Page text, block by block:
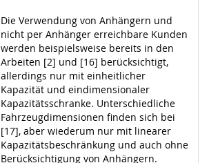
Die Verwendung von Anhängern und
nicht per Anhänger erreichbare Kunden
werden beispielsweise bereits in den
Arbeiten [2] und [16] berücksichtigt,
allerdings nur mit einheitlicher
Kapazität und eindimensionaler
Kapazitätsschranke. Unterschiedliche
Fahrzeugdimensionen finden sich bei
[17], aber wiederum nur mit linearer
Kapazitätsbeschränkung und auch ohne
Berücksichtigung von Anhängern.